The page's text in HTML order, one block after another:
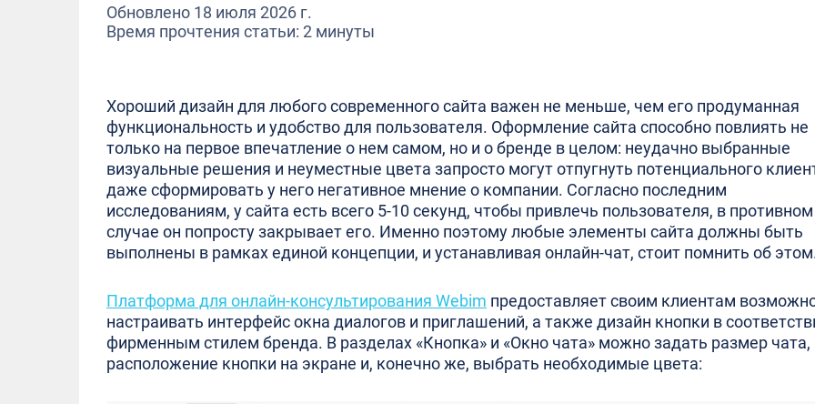
Обновлено 18 июля 2026 г.
Время прочтения статьи: 2 минуты
Хороший дизайн для любого современного сайта важен не меньше, чем его продуманная
функциональность и удобство для пользователя. Оформление сайта способно повлиять не
только на первое впечатление о нем самом, но и о бренде в целом: неудачно выбранные
визуальные решения и неуместные цвета запросто могут отпугнуть потенциального
даже сформировать у него негативное мнение о компании. Согласно последним
исследованиям, у сайта есть всего 5-10 секунд, чтобы привлечь пользователя, в противном
случае он попросту закрывает его. Именно поэтому любые элементы сайта должны быть
выполнены в рамках единой концепции, и устанавливая онлайн-чат, стоит помнить об
Платформа для онлайн-консультирования Webim предоставляет своим клиентам
настраивать интерфейс окна диалогов и приглашений, а также дизайн кнопки в
фирменным стилем бренда. В разделах «Кнопка» и «Окно чата» можно задать размер чата,
расположение кнопки на экране и, конечно же, выбрать необходимые цвета: